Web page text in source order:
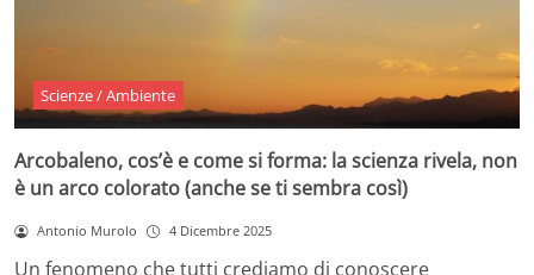
Scienze / Ambiente
Arcobaleno, cos’è e come si forma: la scienza rivela, non
è un arco colorato (anche se ti sembra così)
Antonio Murolo 4 Dicembre 2025
Un fenomeno che tutti crediamo di conoscere